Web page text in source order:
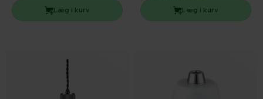
Læg i kurv Læg i kurv